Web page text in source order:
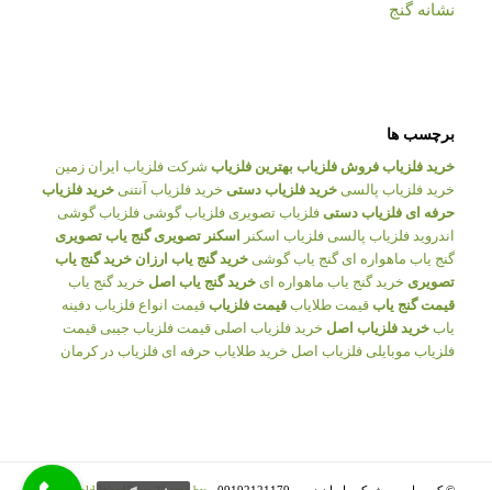
نشانه گنج
برچسب ها
خرید فلزیاب فروش فلزیاب بهترین فلزیاب شرکت فلزیاب ایران زمین
خرید فلزیاب پالسی خرید فلزیاب دستی خرید فلزیاب آنتنی خرید فلزیاب
حرفه ای فلزیاب دستی فلزیاب تصویری فلزیاب گوشی فلزیاب گوشی
اندروید فلزیاب پالسی فلزیاب اسکنر اسکنر تصویری گنج یاب تصویری
گنج یاب ماهواره ای گنج یاب گوشی خرید گنج یاب ارزان خرید گنج یاب
تصویری خرید گنج یاب ماهواره ای خرید گنج یاب اصل خرید گنج یاب
قیمت گنج یاب قیمت طلایاب قیمت فلزیاب قیمت انواع فلزیاب دفینه
یاب خرید فلزیاب اصل خرید فلزیاب اصلی قیمت فلزیاب جیبی قیمت
فلزیاب موبایلی فلزیاب اصل خرید طلایاب حرفه ای فلزیاب در کرمان